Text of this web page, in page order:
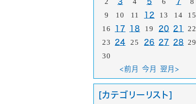
9
10 11 12 13 14
15
16
17 18 19 20 21
22
23
24 25 26 27 28
29
30
<前月 今月 翌月>
[カテゴリーリスト]